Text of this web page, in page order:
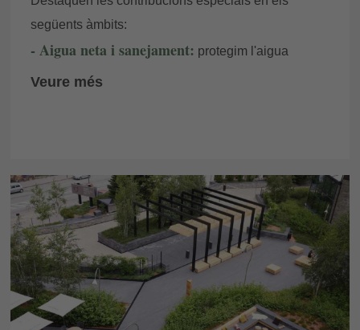
següents àmbits:
- Aigua neta i sanejament: protegim l'aigua
prevenint la contaminació, reutilitzant el recurs i
- Energia assequible i no contaminant:ens
esforcem per implementar energies renovables i un
consum sostenible. Per garantir l'accés a serveis
energètics nets i moderns, prioritzem fonts d'energia
verda, adoptem mesures d'eficiència en les nostres
instal·lacions i realitzem campanyes de
Veure més